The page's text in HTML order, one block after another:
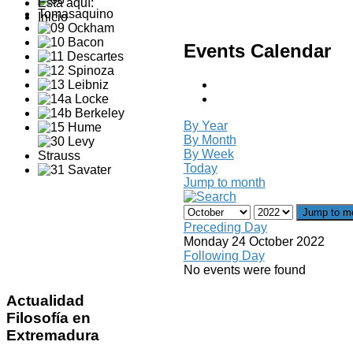
Está aquí:
Inicio
Events Calendar
By Year
By Month
By Week
Today
Jump to month
Jump to
Preceding Day
Monday 24 October 2022
Following Day
No events were found
Actualidad
Filosofía en
Extremadura